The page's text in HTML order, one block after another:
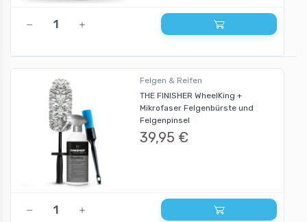
Felgen & Reifen
THE FINISHER WheelKing +
Mikrofaser Felgenbürste und
Felgenpinsel
39,95 €